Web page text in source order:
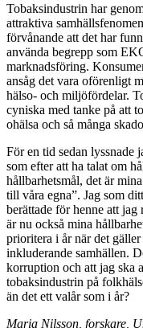
Tobaksindustrin har
attraktiva
förvånande att det har
använda begrepp som
marknadsföring.
ansåg det vara oförenligt
hälso- och miljöfördelar.
cyniska med tanke på att
ohälsa och så många
För en tid sedan lyssnade
som efter att ha talat om
hållbarhetsmål, det är
till våra egna”. Jag som
berättade för henne att
är nu också mina
prioritera i år när det
inkluderande samhällen.
korruption och att jag ska
tobaksindustrin på
än det ett valår som i år?
Maria Nilsson, forskare,